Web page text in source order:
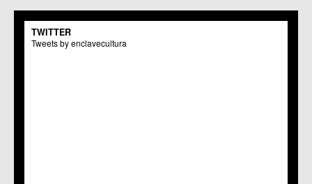
C.M. El Carmen
Centros Culturales
C.C. Puertas de Castilla
TWITTER
Tweets by enclavecultura